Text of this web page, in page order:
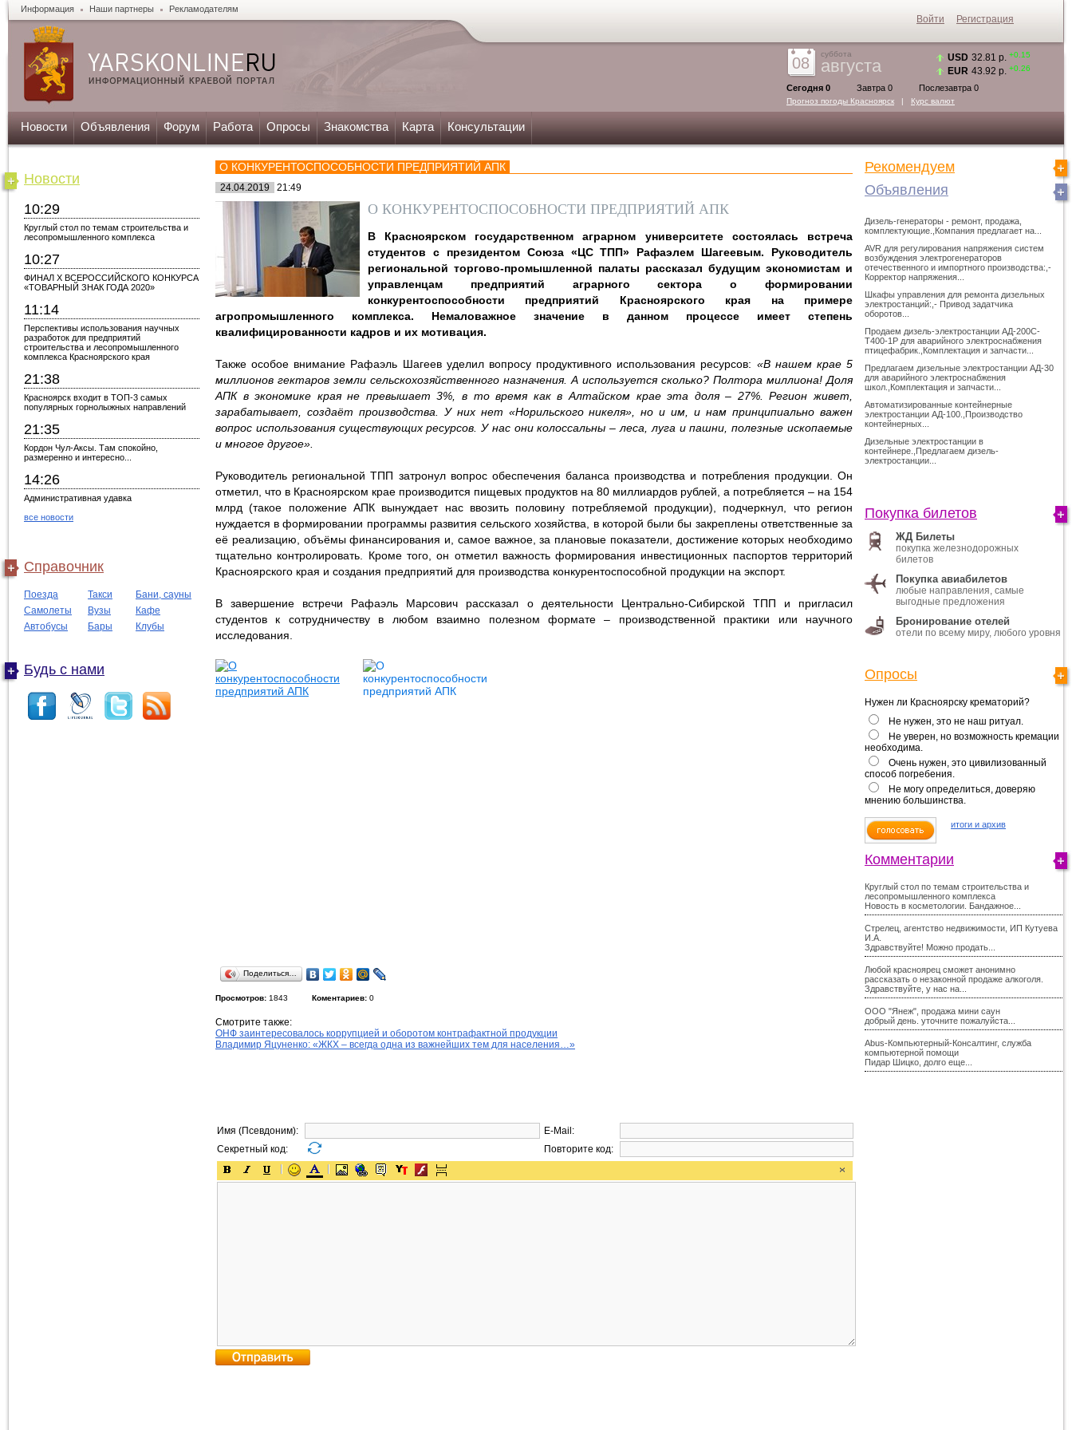
Информация Наши партнеры Рекламодателям
08
суббота
августа
Сегодня 0 Завтра 0 Послезавтра 0
Прогноз погоды Красноярск | Курс валют
USD 32.81 р. +0.15
EUR 43.92 р. +0.26
Новости Объявления Форум Работа Опросы Знакомства Карта Консультации
Новости
10:29
Круглый стол по темам строительства и
лесопромышленного комплекса
10:27
ФИНАЛ X ВСЕРОССИЙСКОГО КОНКУРСА
«ТОВАРНЫЙ ЗНАК ГОДА 2020»
11:14
Перспективы использования научных
разработок для предприятий
строительства и лесопромышленного
комплекса Красноярского края
21:38
Красноярск входит в ТОП-3 самых
популярных горнолыжных направлений
21:35
Кордон Чул-Аксы. Там спокойно,
размеренно и интересно...
14:26
Административная удавка
все новости
Справочник
Поезда Такси
Бани, сауны
Самолеты
Вузы
Кафе
Автобусы
Бары Клубы
Будь с нами
О КОНКУРЕНТОСПОСОБНОСТИ ПРЕДПРИЯТИЙ АПК
24.04.2019 21:49
О КОНКУРЕНТОСПОСОБНОСТИ ПРЕДПРИЯТИЙ АПК
В Красноярском государственном аграрном университете состоялась встреча
студентов с президентом Союза «ЦС ТПП» Рафаэлем Шагеевым. Руководитель
региональной торгово-промышленной палаты рассказал будущим экономистам и
управленцам предприятий аграрного сектора о формировании
конкурентоспособности предприятий Красноярского края на примере
агропромышленного комплекса. Немаловажное значение в данном процессе имеет степень
квалифицированности кадров и их мотивация.
Также особое внимание Рафаэль Шагеев уделил вопросу продуктивного использования ресурсов: «В нашем крае 5
миллионов гектаров земли сельскохозяйственного назначения. А используется сколько? Полтора миллиона! Доля
АПК в экономике края не превышает 3%, в то время как в Алтайском крае эта доля – 27%. Регион живет,
зарабатывает, создаёт производства. У них нет «Норильского никеля», но и им, и нам принципиально важен
вопрос использования существующих ресурсов. У нас они колоссальны – леса, луга и пашни, полезные ископаемые
и многое другое».
Руководитель региональной ТПП затронул вопрос обеспечения баланса производства и потребления продукции. Он
отметил, что в Красноярском крае производится пищевых продуктов на 80 миллиардов рублей, а потребляется – на 154
млрд (такое положение АПК вынуждает нас ввозить половину потребляемой продукции), подчеркнул, что регион
нуждается в формировании программы развития сельского хозяйства, в которой были бы закреплены ответственные за
её реализацию, объёмы финансирования и, самое важное, за плановые показатели, достижение которых необходимо
тщательно контролировать. Кроме того, он отметил важность формирования инвестиционных паспортов территорий
Красноярского края и создания предприятий для производства конкурентоспособной продукции на экспорт.
В завершение встречи Рафаэль Марсович рассказал о деятельности Центрально-Сибирской ТПП и пригласил
студентов к сотрудничеству в любом взаимно полезном формате – производственной практики или научного
исследования.
Поделиться…
Просмотров: 1843 Коментариев: 0
Смотрите также:
ОНФ заинтересовалось коррупцией и оборотом контрафактной продукции
Владимир Яцуненко: «ЖКХ – всегда одна из важнейших тем для населения…»
Имя (Псевдоним):
E-Mail:
Секретный код:
Повторите код:
Рекомендуем
Объявления
Дизель-генераторы - ремонт, продажа,
комплектующие.,Компания предлагает на...
AVR для регулирования напряжения систем
возбуждения электрогенераторов
отечественного и импортного производства:,-
Корректор напряжения...
Шкафы управления для ремонта дизельных
электростанций:,- Привод задатчика
оборотов...
Продаем дизель-электростанции АД-200С-
Т400-1Р для аварийного электроснабжения
птицефабрик.,Комплектация и запчасти...
Предлагаем дизельные электростанции АД-30
для аварийного электроснабжения
школ.,Комплектация и запчасти...
Автоматизированные контейнерные
электростанции АД-100.,Производство
контейнерных...
Дизельные электростанции в
контейнере.,Предлагаем дизель-
электростанции...
Покупка билетов
ЖД Билеты
покупка железнодорожных
билетов
Покупка авиабилетов
любые направления, самые
выгодные предложения
Бронирование отелей
отели по всему миру, любого уровня
Опросы
Нужен ли Красноярску крематорий?
Не нужен, это не наш ритуал.
Не уверен, но возможность кремации
необходима.
Очень нужен, это цивилизованный
способ погребения.
Не могу определиться, доверяю
мнению большинства.
итоги и архив
Комментарии
Круглый стол по темам строительства и
лесопромышленного комплекса
Новость в косметологии. Бандажное...
Стрелец, агентство недвижимости, ИП Кутуева
И.А.
Здравствуйте! Можно продать...
Любой красноярец сможет анонимно
рассказать о незаконной продаже алкоголя.
Здравствуйте, у нас на...
ООО "Янеж", продажа мини саун
добрый день. уточните пожалуйста...
Abus-Компьютерный-Консалтинг, служба
компьютерной помощи
Пидар Шицко, долго еще...
Войти Регистрация